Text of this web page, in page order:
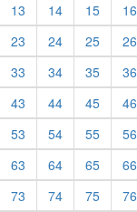
13
14 15 16
23
24 25 26
33
34 35 36
43
44 45 46
53
54 55 56
63
64 65 66
73
74 75 76